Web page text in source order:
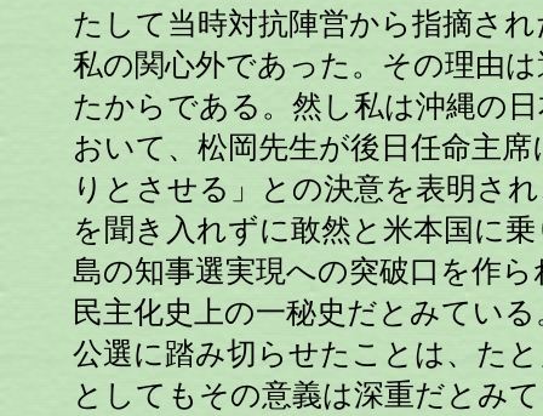
たして当時対抗陣営から指摘さ
私の関心外であった。その理由
たからである。然し私は沖縄の
おいて、松岡先生が後日任命主
りとさせる」との決意を表明さ
を聞き入れずに敢然と米本国に
島の知事選実現への突破口を作
民主化史上の一秘史だとみてい
公選に踏み切らせたことは、た
としてもその意義は深重だとみ